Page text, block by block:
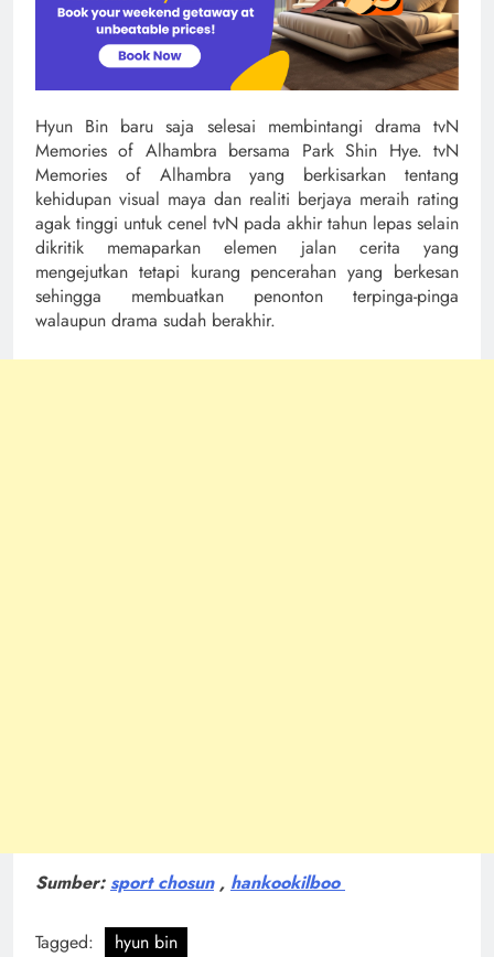
Hyun Bin baru saja selesai membintangi drama tvN
Memories of Alhambra bersama Park Shin Hye. tvN
Memories of Alhambra yang berkisarkan tentang
kehidupan visual maya dan realiti berjaya meraih rating
agak tinggi untuk cenel tvN pada akhir tahun lepas selain
dikritik memaparkan elemen jalan cerita yang
mengejutkan tetapi kurang pencerahan yang berkesan
sehingga membuatkan penonton terpinga-pinga
walaupun drama sudah berakhir.
Sumber: sport chosun, hankookilboo
Tagged: hyun bin